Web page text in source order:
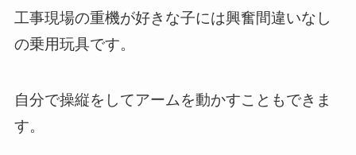
工事現場の重機が好きな子には興奮間違いなし
の乗用玩具です。
自分で操縦をしてアームを動かすこともできま
す。